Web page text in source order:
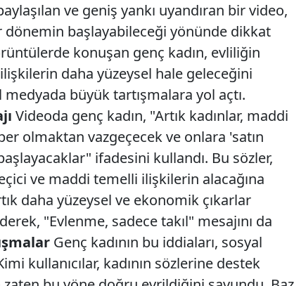
ve geniş yankı uyandıran bir video,
dönemin başlayabileceği yönünde dikkat
konuşan genç kadın, evliliğin
daha yüzeysel hale geleceğini
medyada büyük tartışmalara yol açtı.
Videoda genç kadın, "Artık kadınlar, maddi
olmaktan vazgeçecek ve onlara 'satın
ifadesini kullandı. Bu sözler,
ve maddi temelli ilişkilerin alacağına
daha yüzeysel ve ekonomik çıkarlar
"Evlenme, sadece takıl" mesajını da
Genç kadının bu iddiaları, sosyal
kullanıcılar, kadının sözlerine destek